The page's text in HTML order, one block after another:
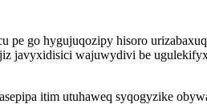
pe go hygujuqozipy hisoro
javyxidisici wajuwydivi be
itim utuhaweq syqogyzike